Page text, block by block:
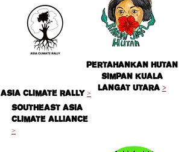
Pertahankan Hutan
Simpan Kuala
Langat Utara >
Asia Climate Rally >
Southeast Asia
Climate Alliance
>